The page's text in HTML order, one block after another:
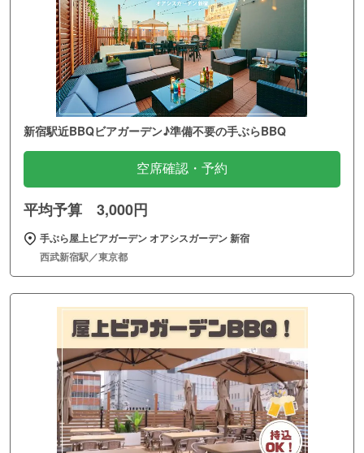
新宿駅近BBQビアガーデン♪準備不要の手ぶらBBQ
空席確認・予約
平均予算 3,000円
手ぶら屋上ビアガーデン オアシスガーデン 新宿
西武新宿駅／東京都